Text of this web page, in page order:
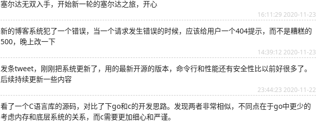
塞尔达无双入手，开始新一轮的塞尔达之旅，开心
16:11:29 2020-11-23
新的博客系统犯了一个错误，当一个请求发生错误的时候，应该给用户一个404提示，而不是糟糕的
500，晚上改一下
14:39:12 2020-11-23
发条tweet，刚刚把系统更新了，用的最新开源的版本，命令行和性能还有安全性比以前好很多了。
后续持续更新一些内容
23:44:23 2020-11-22
看了一个C语言库的源码，对比了下go和c的开发思路。发现两者非常相似，不同点在于go中更少的
考虑内存和底层系统的关系，而c需要更加细心和严谨。